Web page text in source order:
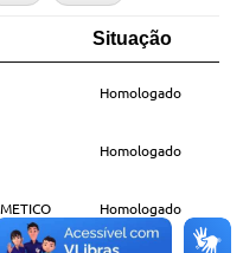
Situação
Homologado
Homologado
Homologado